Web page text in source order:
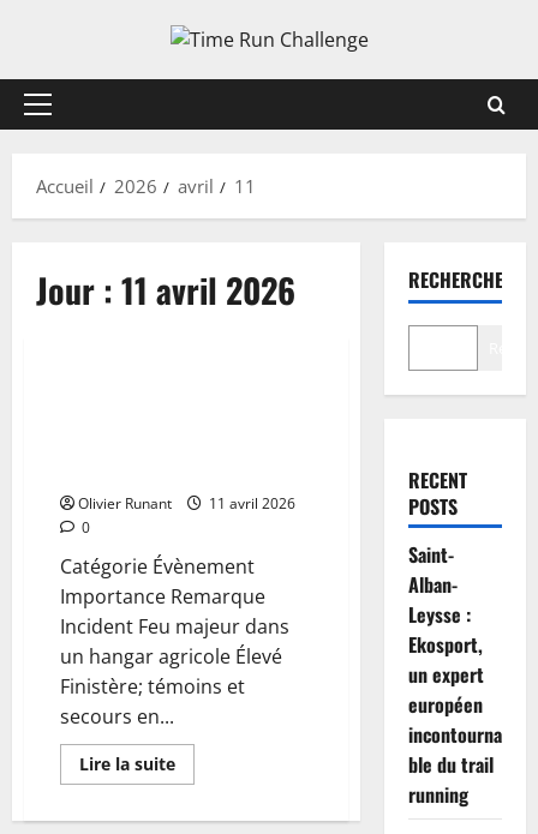
contenu
Menu
Accueil
2026 avril 11
Jour :11 avril 2026
Olivier Runant
11 avril 2026
0
Catégorie Évènement
Importance Remarque
Incident Feu majeur dans
un hangar agricole Élevé
Finistère; témoins et
secours en...
Lire la suiteEn
savoir
RECHERCHER
RECENT
POSTS
Saint-
Alban-
Leysse :
Ekosport,
un expert
européen
incontourna
ble du trail
running